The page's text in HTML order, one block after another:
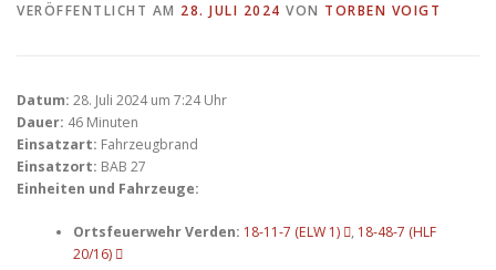
KINDER-/JUGENDFEUERWEHR
VERÖFFENTLICHT AM 28. JULI 2024 VON TORBEN VOIGT
Datum: 28. Juli 2024 um 7:24 Uhr
Dauer: 46 Minuten
Einsatzart: Fahrzeugbrand
Einsatzort: BAB 27
Einheiten und Fahrzeuge:
Ortsfeuerwehr Verden: 18-11-7 (ELW 1) , 18-48-7 (HLF
20/16)